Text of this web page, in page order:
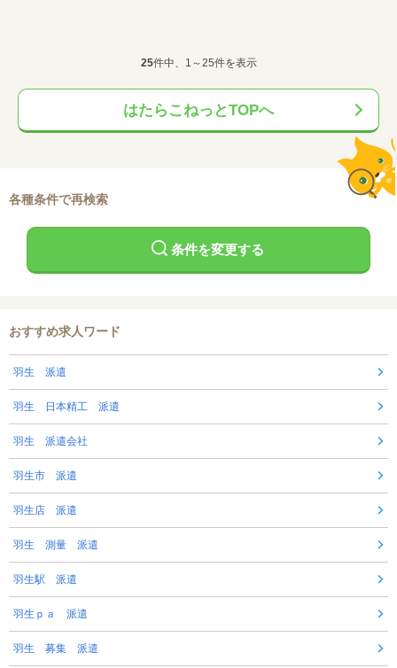
25件中、1～25件を表示
はたらこねっとTOPへ
各種条件で再検索
条件を変更する
おすすめ求人ワード
羽生 派遣
羽生 日本精工 派遣
羽生 派遣会社
羽生市 派遣
羽生店 派遣
羽生 測量 派遣
羽生駅 派遣
羽生ｐａ 派遣
羽生 募集 派遣